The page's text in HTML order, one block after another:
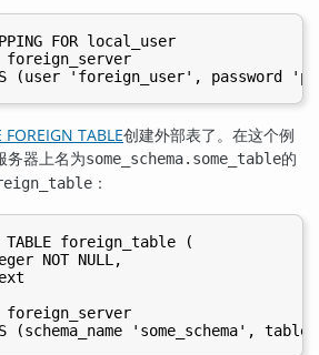
FOR local_user
foreign_server
FOREIGN TABLE创建外部表了。在这个例
务器上名为some_schema.some_table的
：
TABLE foreign_table (
NOT NULL,
foreign_server